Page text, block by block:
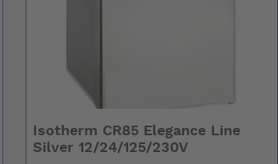
Isotherm CR85 Elegance Line
Silver 12/24/125/230V